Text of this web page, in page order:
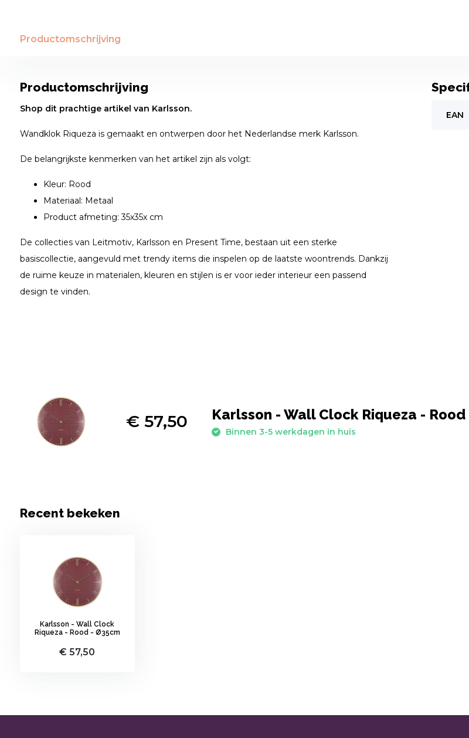
Productomschrijving
Productomschrijving
Shop dit prachtige artikel van Karlsson.
Wandklok Riqueza is gemaakt en ontwerpen door het Nederlandse merk Karlsson.
De belangrijkste kenmerken van het artikel zijn als volgt:
Kleur: Rood
Materiaal: Metaal
Product afmeting: 35x35x cm
De collecties van Leitmotiv, Karlsson en Present Time, bestaan uit een sterke
basiscollectie, aangevuld met trendy items die inspelen op de laatste woontrends. Dankzij
de ruime keuze in materialen, kleuren en stijlen is er voor ieder interieur een passend
design te vinden.
EAN
€ 57,50 Karlsson - Wall Clock Riqueza -
Binnen 3-5 werkdagen in huis
Recent bekeken
Karlsson - Wall Clock
Riqueza - Rood - Ø35cm
€ 57,50